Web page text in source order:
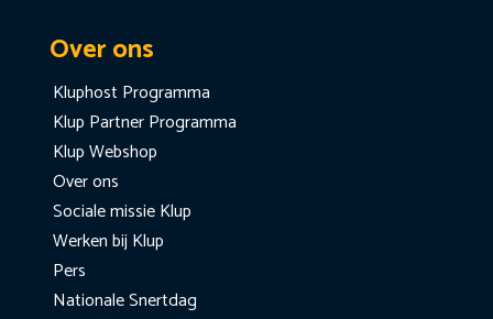
Over ons
Kluphost Programma
Klup Partner Programma
Klup Webshop
Over ons
Sociale missie Klup
Werken bij Klup
Pers
Nationale Snertdag